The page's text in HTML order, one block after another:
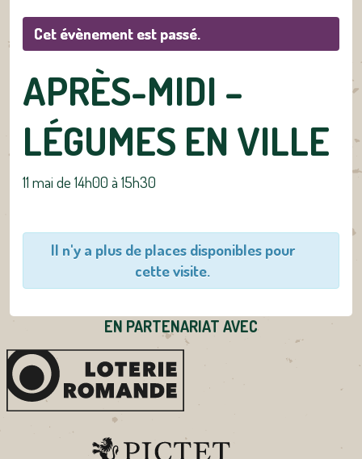
Cet évènement est passé.
APRÈS-MIDI –
LÉGUMES EN VILLE
11 mai de 14h00 à 15h30
Il n'y a plus de places disponibles pour
cette visite.
EN PARTENARIAT AVEC